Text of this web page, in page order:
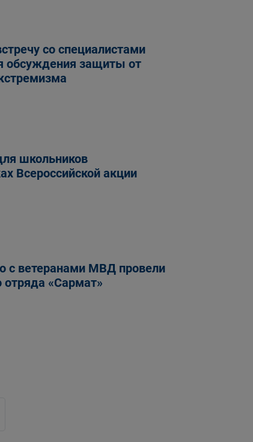
со специалистами
обсуждения защиты от
школьников
Всероссийской акции
с ветеранами МВД провели
«Сармат»